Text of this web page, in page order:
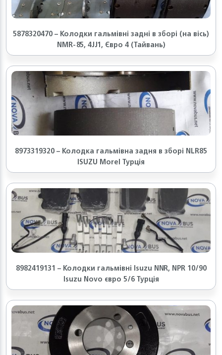
5878320470 – Колодки гальмівні задні в зборі (на вісь)
NMR-85, 4JJ1, Євро 4 (Тайвань)
8973319320 – Колодка гальмівна задня в зборі NLR85
ISUZU Morel Турція
8982419131 – Колодки гальмівні Isuzu NNR, NPR 10/90
Isuzu Novo євро 5/6 Турція